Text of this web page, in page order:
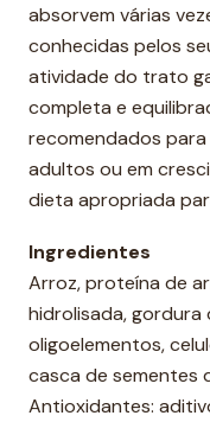
absorvem várias
conhecidas pelos
atividade do trato
completa e
recomendados
adultos ou em
dieta apropriada
Ingredientes
Arroz, proteína de
hidrolisada, gordura
oligoelementos,
casca de sementes
Antioxidantes: